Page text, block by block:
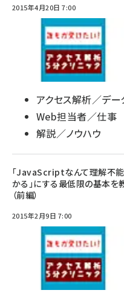
2015年4月20日 7:00
アクセス解析／デ
Web担当者／仕事
解説／ノウハウ
「JavaScriptなんて理解不能
かる」にする最低限の基本を
（前編）
2015年2月9日 7:00